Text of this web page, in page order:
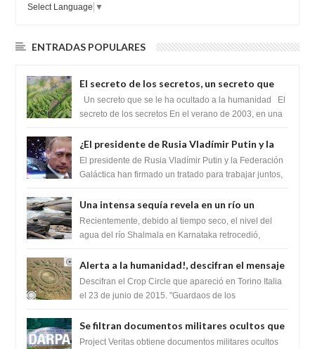
Select Language ▼
ENTRADAS POPULARES
El secreto de los secretos, un secreto que
cambiaría por completo el destino de la
humanidad
Un secreto que se le ha ocultado a la humanidad El
secreto de los secretos En el verano de 2003, en una
¿El presidente de Rusia Vladímir Putin y la
Federación Galactica han firmado un
tratado para acabar con los Sionistas?
El presidente de Rusia Vladímir Putin y la Federación
Galáctica han firmado un tratado para trabajar juntos,
Una intensa sequía revela en un río un
impresionante hallazgo de miles de Shiva
Lingas
Recientemente, debido al tiempo seco, el nivel del
agua del río Shalmala en Karnataka retrocedió,
Alerta a la humanidad!, descifran el mensaje
del Crop Circle de Torino ,Italia
Descifran el Crop Circle que apareció en Torino Italia
el 23 de junio de 2015. "Guardaos de los
Se filtran documentos militares ocultos que
muestran la intención de los NIH de crear el
Project Veritas obtiene documentos militares ocultos